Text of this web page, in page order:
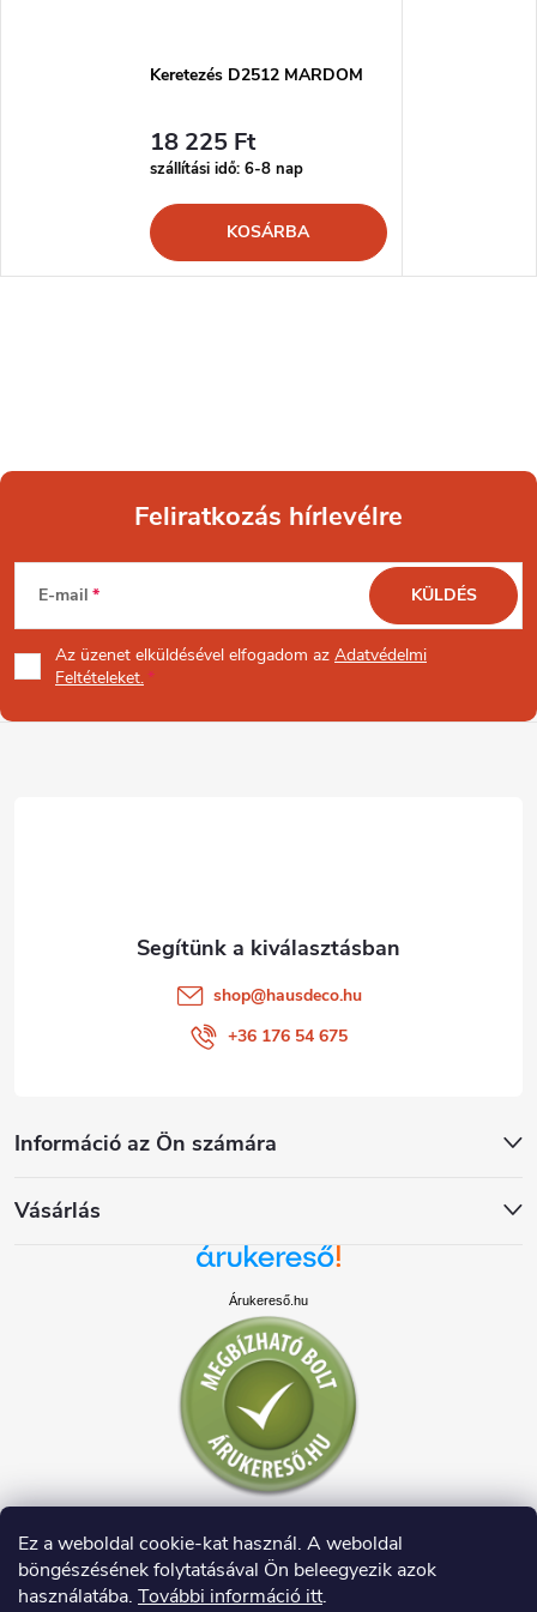
Ez a weboldal cookie-kat használ. A weboldal
böngészésének folytatásával Ön beleegyezik azok
használatába. További információ itt.
Keretezés D2512 MARDOM
18 225 Ft
szállítási idő: 6-8 nap
KOSÁRBA
L
á
b
Feliratkozás hírlevélre
E-mail
Az üzenet elküldésével elfogadom az Adatvédelmi
Feltételeket.
KÜLDÉS
Információ az Ön számára
Vásárlás
shop@hausdeco.hu
+36 176 54 675
Árukereső.hu